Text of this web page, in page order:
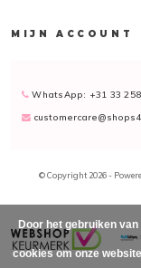
MIJN ACCOUNT
WhatsApp: +31 33 258
© Copyright 2026 -
Door het gebruiken
cookies om onze